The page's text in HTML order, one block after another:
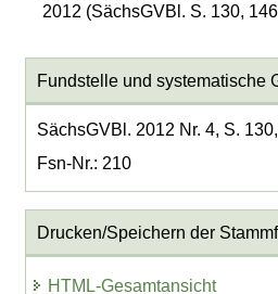
2012 (SächsGVBl. S. 130,
Fundstelle und systematische
SächsGVBl. 2012 Nr. 4, S.
Fsn-Nr.: 210
Drucken/Speichern der
HTML-Gesamtansicht